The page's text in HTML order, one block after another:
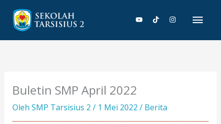
konten
Buletin SMP April 2022
Oleh SMP Tarsisius 2 / 1 Mei 2022 / Berita